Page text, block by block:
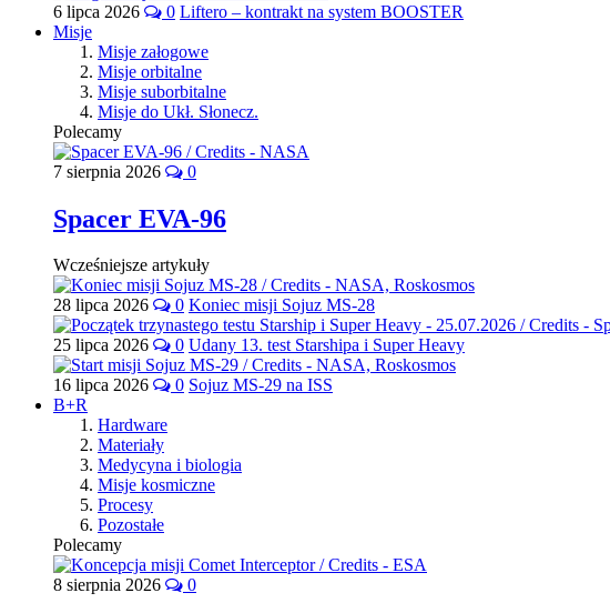
6 lipca 2026 0 Liftero – kontrakt na system BOOSTER
Misje
Misje załogowe
Misje orbitalne
Misje suborbitalne
Misje do Ukł. Słonecz.
Polecamy
7 sierpnia 2026 0
Spacer EVA-96
Wcześniejsze artykuły
28 lipca 2026 0 Koniec misji Sojuz MS-28
25 lipca 2026 0 Udany 13. test Starshipa i Super Heavy
16 lipca 2026 0 Sojuz MS-29 na ISS
B+R
Hardware
Materiały
Medycyna i biologia
Misje kosmiczne
Procesy
Pozostałe
Polecamy
8 sierpnia 2026 0